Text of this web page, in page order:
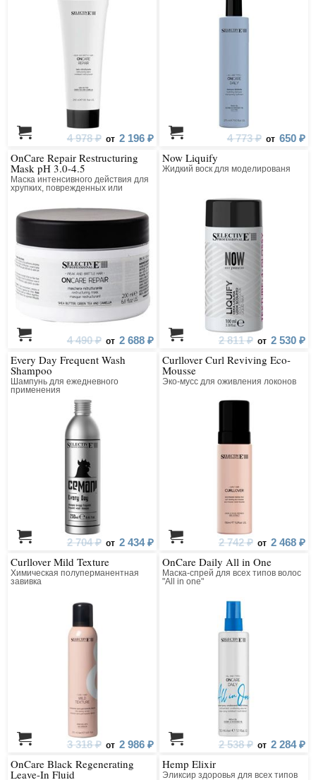
4 978 ₽ от 2 196 ₽ 4 773 ₽ от 650 ₽
OnCare Repair Restructuring
Mask pH 3.0-4.5
Маска интенсивного действия для
хрупких, поврежденных или
4 490 ₽ от 2 688 ₽
Now Liquify
Жидкий воск для моделированя
2 811 ₽ от 2 530 ₽
Every Day Frequent Wash
Shampoo
Шампунь для ежедневного
применения
2 704 ₽ от 2 434 ₽
Curllover Curl Reviving Eco-
Mousse
Эко-мусс для оживления локонов
2 742 ₽ от 2 468 ₽
Curllover Mild Texture
Химическая полуперманентная
завивка
3 318 ₽ от 2 986 ₽
OnCare Daily All in One
Маска-спрей для всех типов волос
"All in one"
2 538 ₽ от 2 284 ₽
OnCare Black Regenerating
Leave-In Fluid
Hemp Elixir
Эликсир здоровья для всех типов